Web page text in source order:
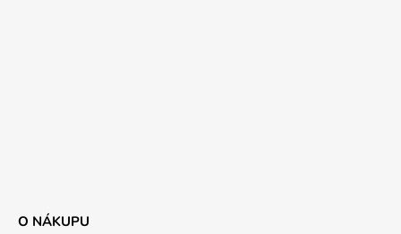
O NÁKUPU